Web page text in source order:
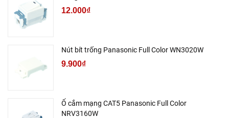
12.000₫
Nút bít trống Panasonic Full Color WN3020W
9.900₫
Ổ cắm mạng CAT5 Panasonic Full Color
NRV3160W